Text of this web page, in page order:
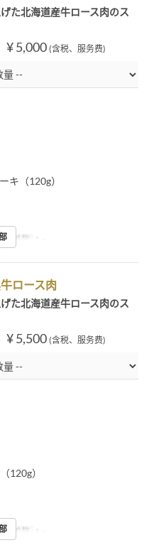
た北海道産牛ロース肉のス
¥ 5,000 (含税、服务费)
キ（120g）
下单数 1 ~
ロース肉
た北海道産牛ロース肉のス
¥ 5,500 (含税、服务费)
120g）
下单数 1 ~